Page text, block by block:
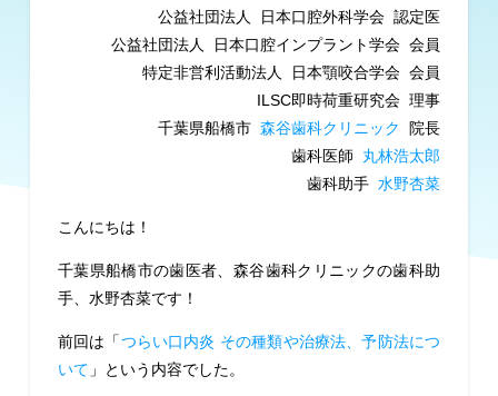
公益社団法人 日本口腔外科学会 認定医
公益社団法人
日本口腔インプラント学会 会員
特定非営利活動法人
日本顎咬合学会 会員
ILSC即時荷重研究会 理事
千葉県船橋市 森谷歯科クリニック
院長
歯科医師
丸林浩太郎
歯科助手 水野杏菜
こんにちは！
千葉県船橋市の歯医者、森谷歯科クリニックの歯科助
手、水野杏菜です！
前回は「つらい口内炎 その種類や治療法、予防法につ
いて 」という内容でした。